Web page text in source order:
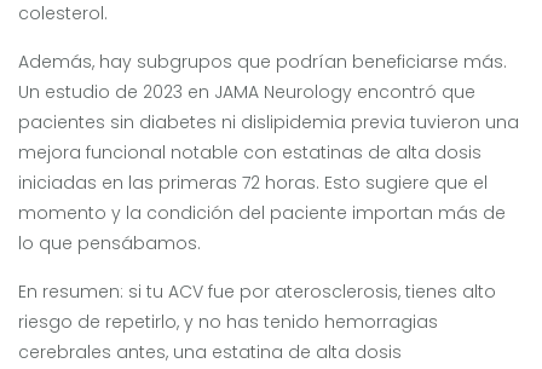
colesterol.
Además, hay subgrupos que podrían beneficiarse más.
Un estudio de 2023 en JAMA Neurology encontró que
pacientes sin diabetes ni dislipidemia previa tuvieron una
mejora funcional notable con estatinas de alta dosis
iniciadas en las primeras 72 horas. Esto sugiere que el
momento y la condición del paciente importan más de
lo que pensábamos.
En resumen: si tu ACV fue por aterosclerosis, tienes alto
riesgo de repetirlo, y no has tenido hemorragias
cerebrales antes, una estatina de alta dosis